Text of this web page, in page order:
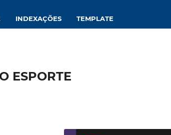
INDEXAÇÕES TEMPLATE
ESPORTE